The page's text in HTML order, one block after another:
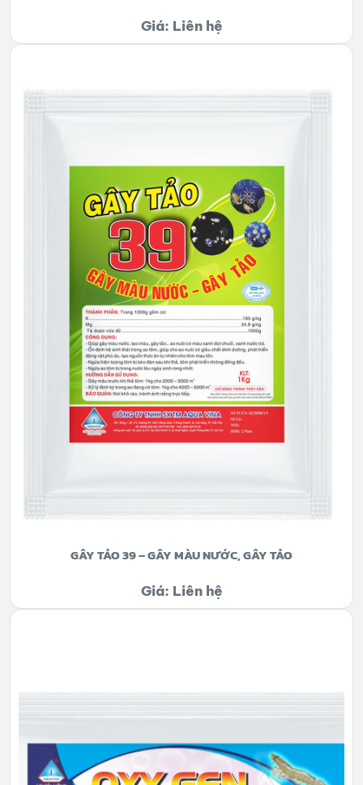
Giá: Liên hệ
GÂY TẢO 39 – GÂY MÀU NƯỚC, GÂY TẢO
Giá: Liên hệ